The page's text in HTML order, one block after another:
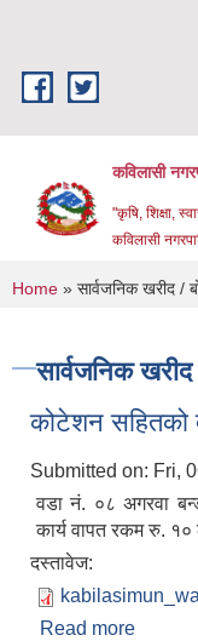
कविलासी
"कृषि, शिक्षा,
कविलासी
You are
Home » सार्वजनिक खरीद /
सार्वजनिक
कोटेशन सहितको
Submitted on: Fri,
वडा नं. ०८ अगरवा
कार्य वापत रकम रु. १०
दस्तावेज:
Read more